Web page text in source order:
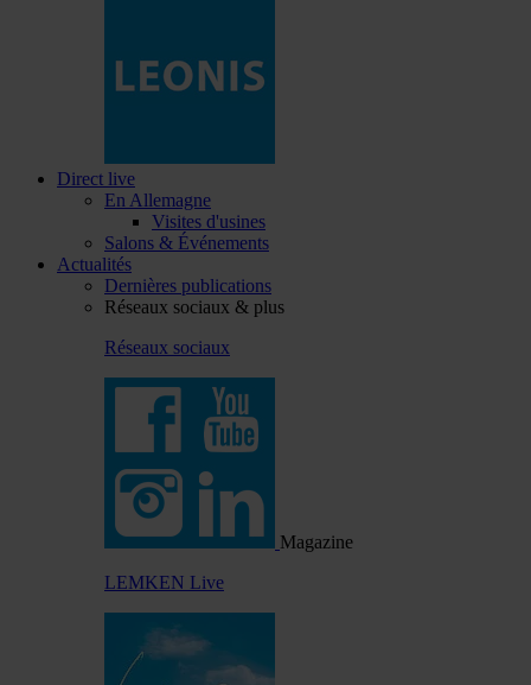
Direct live
En Allemagne
Visites d'usines
Salons & Événements
Actualités
Dernières publications
Réseaux sociaux & plus
Réseaux sociaux
Magazine
LEMKEN Live